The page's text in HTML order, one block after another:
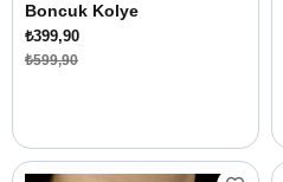
Boncuk Kolye
₺399,90
₺599,90